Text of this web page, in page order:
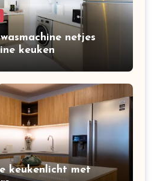
netjes
keuken
keukenlicht met